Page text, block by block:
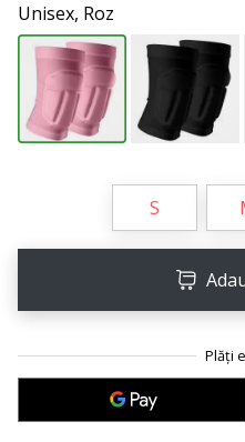
ne
să
te
ajutăm
să
alegi
•
2 min. de lectura
Devino
Unisex, Roz
S